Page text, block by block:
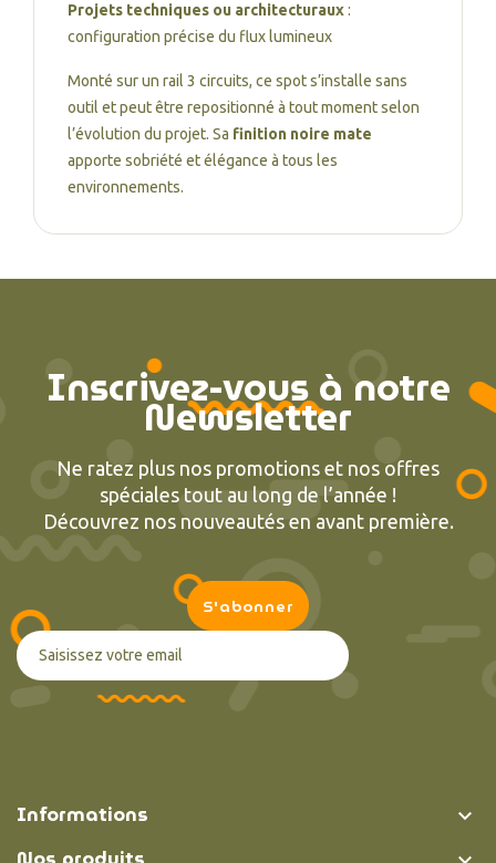
Projets techniques ou architecturaux:
configuration précise du flux lumineux
Monté sur un rail 3 circuits, ce spot s’installe sans
outil et peut être repositionné à tout moment selon
l’évolution du projet. Sa finition noire mate
apporte sobriété et élégance à tous les
environnements.
Inscrivez-vous à notre
Newsletter
Ne ratez plus nos promotions et nos offres
spéciales tout au long de l’année !
Découvrez nos nouveautés en avant première.
Informations 